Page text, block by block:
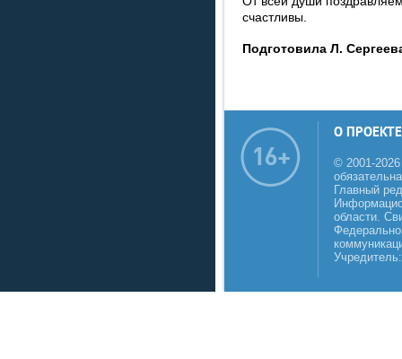
счастливы.
Подготовила Л.
О ПРОЕКТЕ
© 2001-
Главный
области.